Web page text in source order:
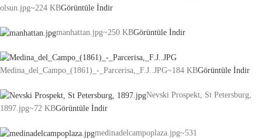
olsun.jpg~224 KBGörüntüle İndir
manhattan.jpg~250 KBGörüntüle İndir
Medina_del_Campo_(1861)_-_Parcerisa,_F.J..JPG~184 KBGörüntüle İndir
Nevski Prospekt, St Petersburg,
1897.jpg~72 KBGörüntüle İndir
medinadelcampoplaza.jpg~531